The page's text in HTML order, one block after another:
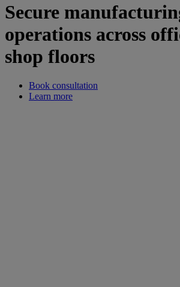
Secure
operations across
shop floors
Book consultation
Learn more